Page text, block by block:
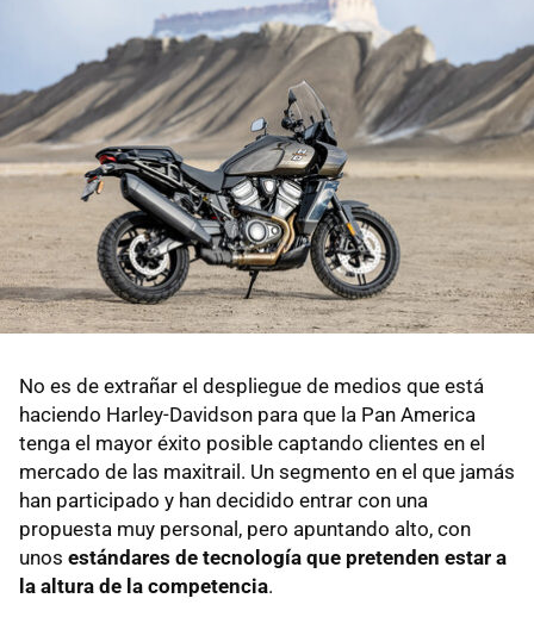
No es de extrañar el despliegue de medios que está
haciendo Harley-Davidson para que la Pan America
tenga el mayor éxito posible captando clientes en el
mercado de las maxitrail. Un segmento en el que jamás
han participado y han decidido entrar con una
propuesta muy personal, pero apuntando alto, con
unos estándares de tecnología que pretenden estar a
la altura de la competencia.